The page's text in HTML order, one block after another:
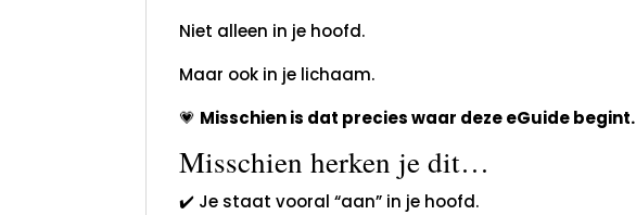
Niet alleen in je hoofd.
Maar ook in je lichaam.
💗 Misschien is dat precies waar deze eGuide begint.
Misschien herken je dit…
✔️ Je staat vooral “aan” in je hoofd.